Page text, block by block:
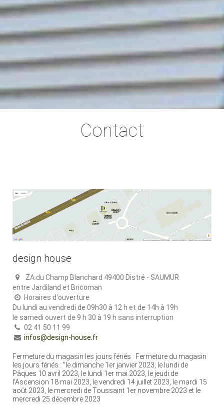
Contact
design house
ZA du Champ Blanchard 49400 Distré - SAUMUR
entre Jardiland et Bricoman
Horaires d'ouverture
Du lundi au vendredi de 09h30 à 12 h et de 14h à 19h
le samedi ouvert de 9 h 30 à 19 h sans interruption
02 41 50 11 99
infos@design-house.fr
Fermeture du magasin les jours fériés : Fermeture du magasin
les jours fériés : "le dimanche 1er janvier 2023, le lundi de
Pâques 10 avril 2023, le lundi 1er mai 2023, le jeudi de
l'Ascension 18 mai 2023, le vendredi 14 juillet 2023, le mardi 15
août 2023, le mercredi de Toussaint 1er novembre 2023 et le
mercredi 25 décembre 2023